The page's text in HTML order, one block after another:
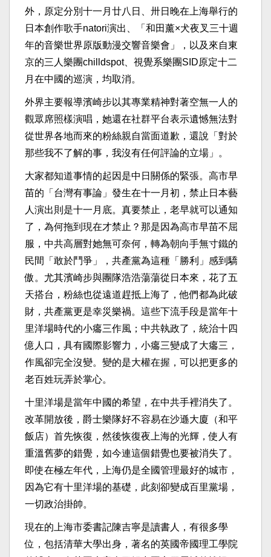
外，原定分別十一月廿八日、卅日晚在上海舉行的
日本創作歌手natori演出、「和田薰×犬夜叉三十週
年的音樂世界原版動漫交響音樂會」，以及來自東
京的三人樂團chilldspot、視覺系樂團SID原定十二
月在中國的巡演，均取消。
外界主要報導濱崎步以其專業精神對著空無一人的
觀眾席照樣演唱，她還在社群平台表示遺憾無法對
從世界各地而來的粉絲親自當面道歉，還說「對於
那些我不了解的事，我沒有任何評論的立場」。
大家都知道事情的起因是中日關係的緊張。高市早
苗的「台灣有事論」發生在十一月初，禁止日本藝
人演出則是十一月底。真要禁止，老早就可以通知
了，為何拖到現在才禁止？那是因為高市早苗不屈
服，中共高層對她無可奈何，轉為朝向手無寸鐵的
民間「敢於鬥爭」，共產黨為這種「勝利」感到驕
傲。尤其濱崎步與團隊浩浩蕩蕩從日本來，花了五
天搭台，粉絲也從遠道趕抵上海了，他們都為此破
財，共產黨更是幸災樂禍。這些下流手段是當年十
里洋場時代的小癟三作風；中共執政了，統治十四
億人口，具有國際影響力，小癟三變成了大癟三，
作風卻完全沒變。變的是大權在握，可以把更多的
老百姓玩弄於掌心。
十里洋場是當年中國的希望，在中共手裡消失了。
改革開放後，爵士樂隊好不容易在沙遜大廈（和平
飯店）首先恢復，然後恢復夜上海的光輝，使人有
重溫舊夢的錯覺，如今連這個錯覺也要被消失了。
即使在極左年代，上海仍是全國管理最好的城市，
因為它有十里洋場的基礎，此刻卻變成百里黨場，
一切政治掛帥。
現在的上海市委書記陳吉寧是讀書人，有很多學
位，包括清華大學出身，著名的英國帝國理工學院